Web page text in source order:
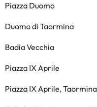
Piazza Duomo
Duomo di Taormina
Badia Vecchia
Piazza IX Aprile
Piazza IX Aprile, Taormina